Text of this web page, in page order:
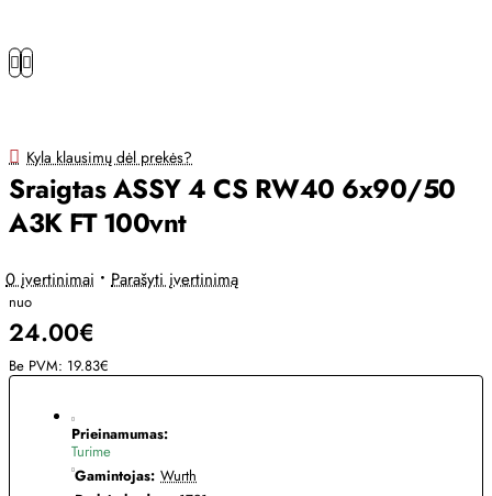
Kyla klausimų dėl prekės?
Sraigtas ASSY 4 CS RW40 6x90/50
A3K FT 100vnt
0 įvertinimai • Parašyti įvertinimą
nuo
24.00€
Be PVM: 19.83€
Prieinamumas:
Turime
Gamintojas: Wurth